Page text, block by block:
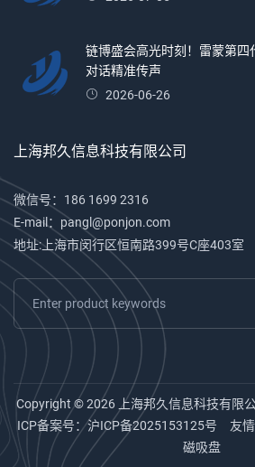
链博盛会高光时刻！雷蒙第
对话精准传声
2026-06-26
上海邦久信息科技有限公司
微信号：186 1699 2316
E-mail：pangl@ponjon.com
地址:上海市闵行区恒南路399号C座403室
Copyright © 2026 上海邦久信息科技有限
ICP备案号：沪ICP备2025153125号 友情
磁吸盘